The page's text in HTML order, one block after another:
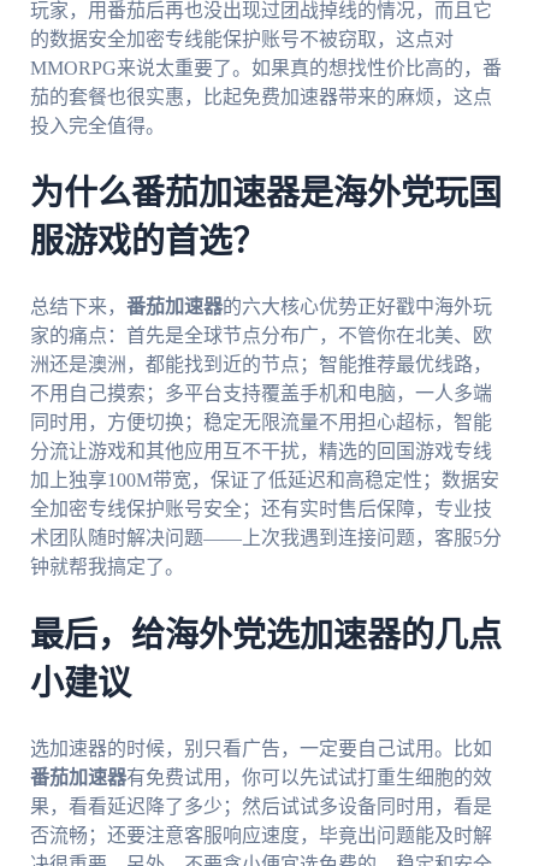
玩家，用番茄后再也没出现过团战掉线的情况，而且它
的数据安全加密专线能保护账号不被窃取，这点对
MMORPG来说太重要了。如果真的想找性价比高的，番
茄的套餐也很实惠，比起免费加速器带来的麻烦，这点
投入完全值得。
为什么番茄加速器是海外党玩国
服游戏的首选？
总结下来， 番茄加速器的六大核心优势正好戳中海外玩
家的痛点：首先是全球节点分布广，不管你在北美、欧
洲还是澳洲，都能找到近的节点；智能推荐最优线路，
不用自己摸索；多平台支持覆盖手机和电脑，一人多端
同时用，方便切换；稳定无限流量不用担心超标，智能
分流让游戏和其他应用互不干扰，精选的回国游戏专线
加上独享100M带宽，保证了低延迟和高稳定性；数据安
全加密专线保护账号安全；还有实时售后保障，专业技
术团队随时解决问题——上次我遇到连接问题，客服5分
钟就帮我搞定了。
最后，给海外党选加速器的几点
小建议
选加速器的时候，别只看广告，一定要自己试用。比如
番茄加速器有免费试用，你可以先试试打重生细胞的效
果，看看延迟降了多少；然后试试多设备同时用，看是
否流畅；还要注意客服响应速度，毕竟出问题能及时解